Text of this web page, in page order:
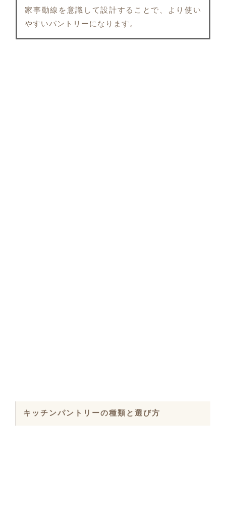
家事動線を意識して設計することで、より使い
やすいパントリーになります。
キッチンパントリーの種類と選び方